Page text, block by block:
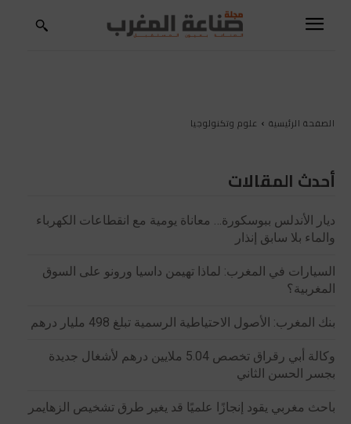
الصفحة الرئيسية علوم وتكنولوجيا
أحدث المقالات
ديار الأندلس ببوسكورة… معاناة يومية مع انقطاعات الكهرباء
والماء بلا سابق إنذار
السيارات في المغرب: لماذا تهيمن داسيا ورونو على السوق
المغربية؟
بنك المغرب: الأصول الاحتياطية الرسمية تبلغ 498 مليار درهم
وكالة أبي رقراق تخصص 5.04 ملايين درهم لأشغال جديدة
بجسر الحسن الثاني
باحث مغربي يقود إنجازًا علميًا قد يغير طرق تشخيص الزهايمر